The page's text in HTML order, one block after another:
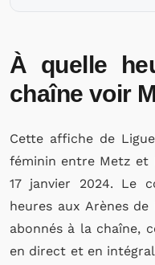
À quelle
chaîne voir
Cette affiche de
féminin entre Metz et
17 janvier 2024. Le
heures aux Arènes
abonnés à la chaîne,
en direct et en